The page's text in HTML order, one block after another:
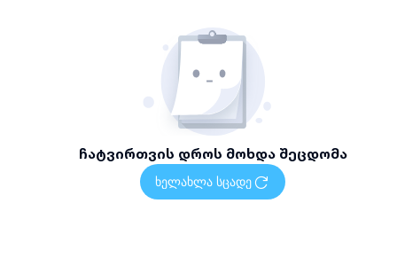
მომსახურების არეალი და ხელმისაწვდომობა
მომსახურება ხელმისაწვდომია თბილისში ადგილზე
ვიზიტით ან შეთანხმებული ფორმატით.
დაგეგმეთ თქვენი ავეჯის დამზადებისა და რესტავრაციის
სამუშაოები მარტივად — დაგვიკავშირდით მითითებულ
ნომერზე სრული ინფორმაციისთვის
ჩატვირთვის დროს მოხდა შეცდომა
ხელახლა სცადე